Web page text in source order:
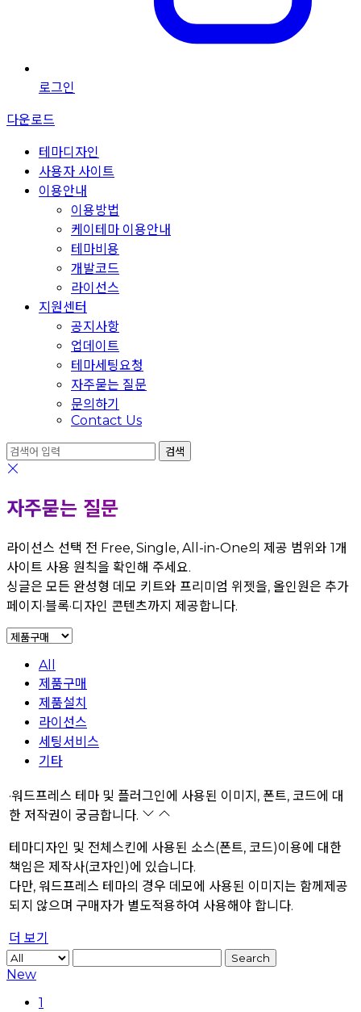
로그인
다운로드
테마디자인
사용자 사이트
이용안내
이용방법
케이테마 이용안내
테마비용
개발코드
라이선스
지원센터
공지사항
업데이트
테마세팅요청
자주묻는 질문
문의하기
Contact Us
자주묻는 질문
라이선스 선택 전 Free, Single, All-in-One의 제공 범위와 1개
사이트 사용 원칙을 확인해 주세요.
싱글은 모든 완성형 데모 키트와 프리미엄 위젯을, 올인원은 추가
페이지·블록·디자인 콘텐츠까지 제공합니다.
All
제품구매
제품설치
라이선스
세팅서비스
기타
·워드프레스 테마 및 플러그인에 사용된 이미지, 폰트, 코드에 대
한 저작권이 궁금합니다.
테마디자인 및 전체스킨에 사용된 소스(폰트, 코드)이용에 대한
책임은 제작사(코자인)에 있습니다.
다만, 워드프레스 테마의 경우 데모에 사용된 이미지는 함께제공
되지 않으며 구매자가 별도적용하여 사용해야 합니다.
더 보기
Search
New
1